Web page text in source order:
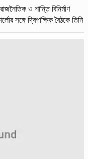
ও শান্তি বিনির্মাণ
সঙ্গে দ্বিপাক্ষিক বৈঠকে তিনি